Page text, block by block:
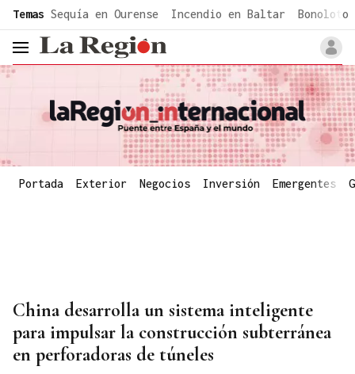
common.go-to-content
Temas Sequía en Ourense Incendio en Baltar Bonoloto
header.menu.open
Portada Exterior Negocios Inversión Emergentes
China desarrolla un sistema inteligente
para impulsar la construcción subterránea
en perforadoras de túneles